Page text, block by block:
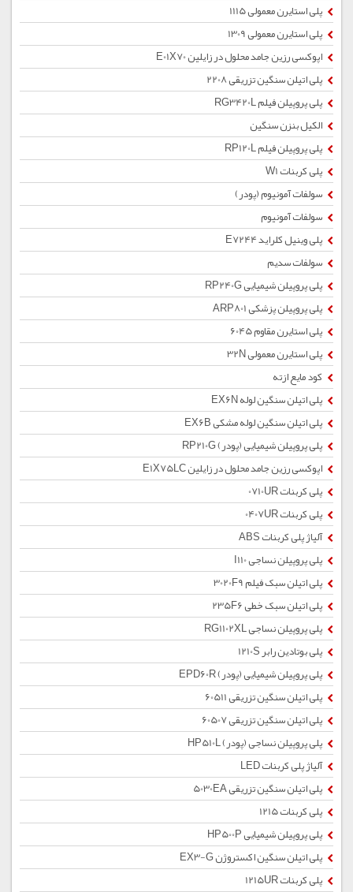
پلی استایرن معمولی 1115
پلی استایرن معمولی 1309
اپوکسی رزین جامد محلول در زایلین E01X70
پلی اتیلن سنگین تزریقی 2208
پلی پروپیلن فیلم RG3420L
الکیل بنزن سنگین
پلی پروپیلن فیلم RP120L
پلی کربنات W1
سولفات آمونیوم (پودر)
سولفات آمونیوم
پلی وینیل کلراید E7244
سولفات سدیم
پلی پروپیلن شیمیایی RP240G
پلی پروپیلن پزشکی ARP801
پلی استایرن مقاوم 6045
پلی استایرن معمولی 32N
کود مایع ازته
پلی اتیلن سنگین لوله EX6N
پلی اتیلن سنگین لوله مشکی EX6B
پلی پروپیلن شیمیایی (پودر) RP210G
اپوکسی رزین جامد محلول در زایلین E1X75LC
پلی کربنات 0710UR
پلی کربنات 0407UR
آلیاژ پلی کربنات ABS
پلی پروپیلن نساجی I110
پلی اتیلن سبک فیلم 3020F9
پلی اتیلن سبک خطی 235F6
پلی پروپیلن نساجی RG1102XL
پلی بوتادین رابر 1210S
پلی پروپیلن شیمیایی (پودر) EPD60R
پلی اتیلن سنگین تزریقی 60511
پلی اتیلن سنگین تزریقی 60507
پلی پروپیلن نساجی (پودر) HP510L
آلیاژ پلی کربنات LED
پلی اتیلن سنگین تزریقی 5030EA
پلی کربنات 1215
پلی پروپیلن شیمیایی HP500P
پلی اتیلن سنگین اکستروژن EX3-G
پلی کربنات 1215UR